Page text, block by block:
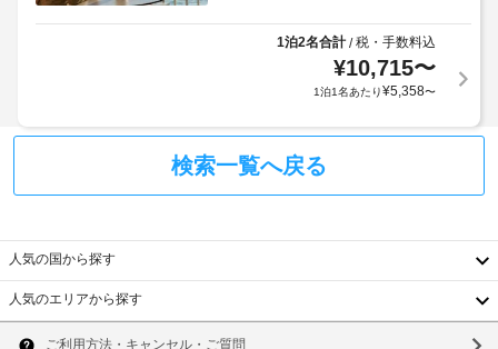
蔵
レ
ビ
が
備
わ
っ
駐
あ
す
合
に
よ
り、
チ
1泊2名合計/税・手数料込
¥10,715〜
1泊1名あたり¥5,358〜
検索一覧へ戻る
人気の国から探す
韓
人気のエリアから探す